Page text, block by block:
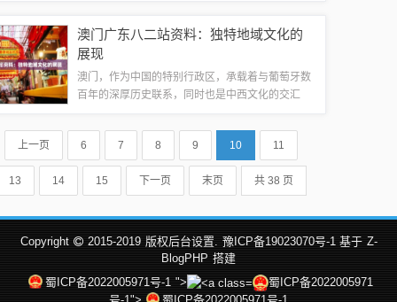
奖金，澳门六和彩每周二、四、六晚进行...
澳门广东八二站资料：独特地域文化的
展现
澳门，作为中国的特别行政区，承载着与葡萄牙数
百年的深厚历史联系，同时也是中西文化的交汇
站资料：独特地域文化的展现”（以下简称“八二站
资料”）为我们开启了一扇窗口，让我们能...
上一页 6 7 8 9 10 11
13 14 15 下一页 末页 共 38 页
Copyright 2015-2019 版权后台设置. 豫ICP备19023070号-1 基于 Z-
BlogPHP 搭建
蜀ICP备2022005971号-1 ">
蜀ICP备2022005971